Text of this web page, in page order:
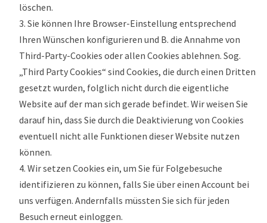
löschen.
Sie können Ihre Browser-Einstellung entsprechend
Ihren Wünschen konfigurieren und B. die Annahme von
Third-Party-Cookies oder allen Cookies ablehnen. Sog.
„Third Party Cookies“ sind Cookies, die durch einen Dritten
gesetzt wurden, folglich nicht durch die eigentliche
Website auf der man sich gerade befindet. Wir weisen Sie
darauf hin, dass Sie durch die Deaktivierung von Cookies
eventuell nicht alle Funktionen dieser Website nutzen
können.
Wir setzen Cookies ein, um Sie für Folgebesuche
identifizieren zu können, falls Sie über einen Account bei
uns verfügen. Andernfalls müssten Sie sich für jeden
Besuch erneut einloggen.